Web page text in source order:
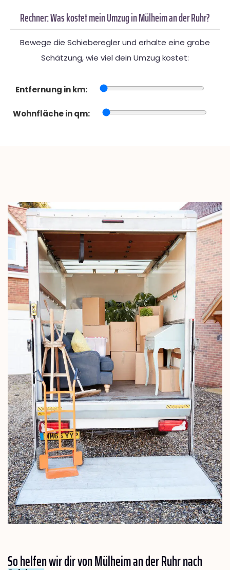
Rechner: Was kostet mein Umzug in Mülheim an der Ruhr?
Bewege die Schieberegler und erhalte eine grobe
Schätzung, wie viel dein Umzug kostet:
Entfernung in km:
Wohnfläche in qm:
So helfen wir dir von Mülheim an der Ruhr nach